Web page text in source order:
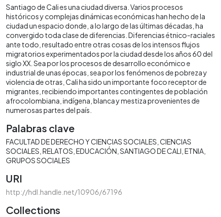
Santiago de Cali es una ciudad diversa. Varios procesos
históricos y complejas dinámicas económicas han hecho de la
ciudad un espacio donde, a lo largo de las últimas décadas, ha
convergido toda clase de diferencias. Diferencias étnico-raciales
ante todo, resultado entre otras cosas de los intensos flujos
migratorios experimentados por la ciudad desde los años 60 del
siglo XX. Sea por los procesos de desarrollo económico e
industrial de unas épocas, sea por los fenómenos de pobreza y
violencia de otras, Cali ha sido un importante foco receptor de
migrantes, recibiendo importantes contingentes de población
afrocolombiana, indígena, blanca y mestiza provenientes de
numerosas partes del país.
Palabras clave
FACULTAD DE DERECHO Y CIENCIAS SOCIALES CIENCIAS
SOCIALES RELATOS EDUCACIÓN SANTIAGO DE CALI ETNIA
GRUPOS SOCIALES
URI
http://hdl.handle.net/10906/67196
Collections